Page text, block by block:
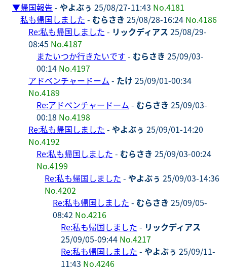
▼帰国報告 - やよぶぅ 25/08/27-11:43 No.4181
私も帰国しました - むらさき 25/08/28-16:24 No.4186
Re:私も帰国しました - リックディアス 25/08/29-
08:45 No.4187
またいつか行きたいです - むらさき 25/09/03-
00:14 No.4197
アドベンチャードーム - たけ 25/09/01-00:34
No.4189
Re:アドベンチャードーム - むらさき 25/09/03-
00:18 No.4198
Re:私も帰国しました - やよぶぅ 25/09/01-14:20
No.4192
Re:私も帰国しました - むらさき 25/09/03-00:24
No.4199
Re:私も帰国しました - やよぶぅ 25/09/03-14:36
No.4202
Re:私も帰国しました - むらさき 25/09/05-
08:42 No.4216
Re:私も帰国しました - リックディアス
25/09/05-09:44 No.4217
Re:私も帰国しました - やよぶぅ 25/09/11-
11:43 No.4246